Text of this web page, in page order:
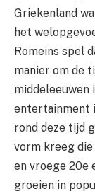
Griekenland
het
Romeins spel
manier om de
middeleeuwen
entertainment
rond deze tijd
vorm kreeg die
en vroege 20e
groeien in